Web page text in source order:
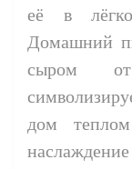
её в
Домашний
сыром
дом